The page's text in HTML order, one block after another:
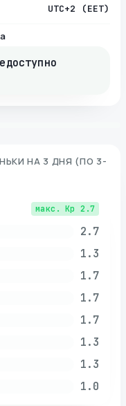
UTC+2 (EET)
НА 3 ДНЯ (ПО 3-
макс. Kp 2.7
2.7
1.3
1.7
1.7
1.7
1.3
1.3
1.0